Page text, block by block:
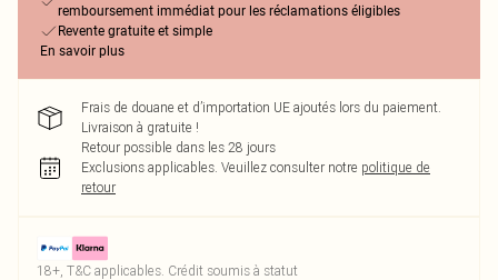
remboursement immédiat pour les réclamations éligibles
Revente gratuite et simple
En savoir plus
Frais de douane et d’importation UE ajoutés lors du paiement.
Livraison à gratuite !
Retour possible dans les 28 jours
Exclusions applicables. Veuillez consulter notre politique de
retour
18+, T&C applicables. Crédit soumis à statut